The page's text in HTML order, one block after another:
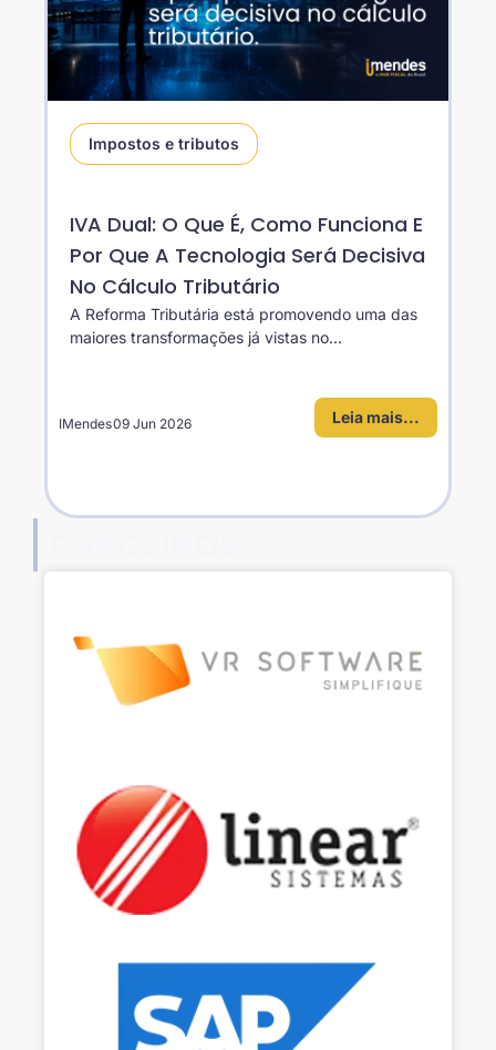
Impostos e tributos
IVA Dual: O Que É, Como Funciona E
Por Que A Tecnologia Será Decisiva
No Cálculo Tributário
A Reforma Tributária está promovendo uma das
maiores transformações já vistas no...
Leia mais...
IMendes09 Jun 2026